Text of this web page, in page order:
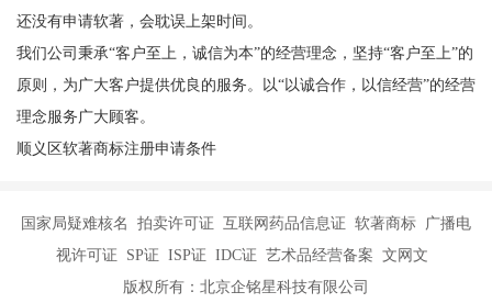
还没有申请软著，会耽误上架时间。
我们公司秉承“客户至上，诚信为本”的经营理念，坚持“客户至上”的
原则，为广大客户提供优良的服务。以“以诚合作，以信经营”的经营
理念服务广大顾客。
顺义区软著商标注册申请条件
国家局疑难核名 拍卖许可证 互联网药品信息证 软著商标 广播电
视许可证 SP证 ISP证 IDC证 艺术品经营备案 文网文
版权所有：北京企铭星科技有限公司